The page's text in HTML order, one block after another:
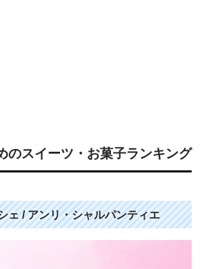
のスイーツ・お菓子ランキング
/ アンリ・シャルパンティエ